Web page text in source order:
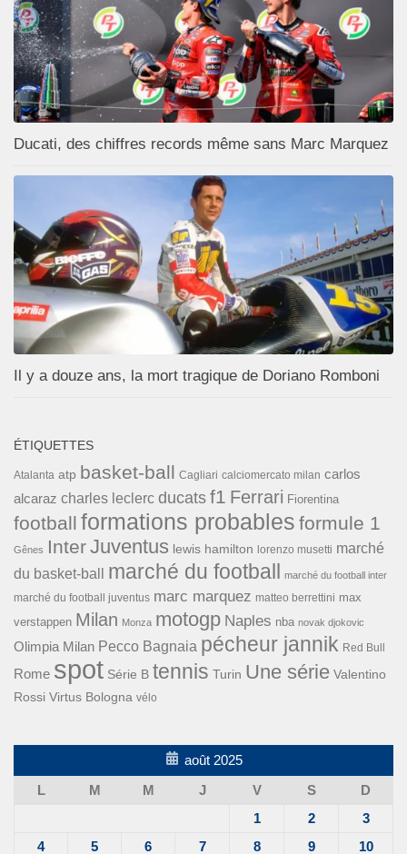
Ducati, des chiffres records même sans Marc Marquez
Il y a douze ans, la mort tragique de Doriano Romboni
ÉTIQUETTES
Atalanta atp basket-ball Cagliari calciomercato milan carlos
alcaraz charles leclerc ducats f1 Ferrari Fiorentina
football formations probables formule 1
Gênes InterJuventus lewis hamilton lorenzo musetti marché
du basket-ball
marché du football marché du football inter
marché du football juventus marc marquez matteo berrettini max
verstappen Milan Monza motogp Naples nba novak djokovic
Olimpia Milan Pecco Bagnaia pécheur jannik Red Bull
Rome spot Série B tennis Turin Une série Valentino
Rossi Virtus Bologna vélo
août 2025
L
M M J V S
D
1
2
3
4
5 6 7 8 9 10